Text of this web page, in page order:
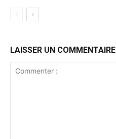
LAISSER UN COMMENTAIRE